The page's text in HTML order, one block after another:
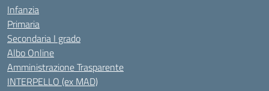
Infanzia
Primaria
Secondaria I grado
Albo Online
Amministrazione Trasparente
INTERPELLO (ex MAD)